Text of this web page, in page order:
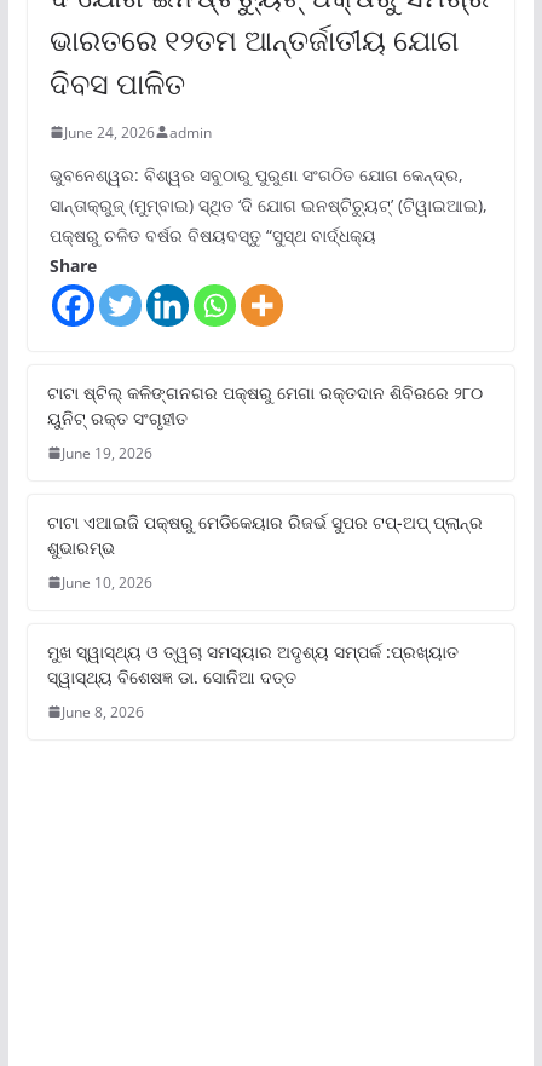
ଭାରତରେ ୧୨ତମ ଆନ୍ତର୍ଜାତୀୟ ଯୋଗ
ଦିବସ ପାଳିତ
June 24, 2026 admin
ଭୁବନେଶ୍ୱର: ବିଶ୍ୱର ସବୁଠାରୁ ପୁରୁଣା ସଂଗଠିତ ଯୋଗ କେନ୍ଦ୍ର,
ସାନ୍ତାକ୍ରୁଜ୍ (ମୁମ୍ବାଇ) ସ୍ଥିତ ‘ଦି ଯୋଗ ଇନଷ୍ଟିଚ୍ୟୁଟ୍‌’ (ଟିୱାଇଆଇ),
ପକ୍ଷରୁ ଚଳିତ ବର୍ଷର ବିଷୟବସ୍ତୁ “ସୁସ୍ଥ ବାର୍ଦ୍ଧକ୍ୟ
Share
ଟାଟା ଷ୍ଟିଲ୍‌ କଳିଙ୍ଗନଗର ପକ୍ଷରୁ ମେଗା ରକ୍ତଦାନ ଶିବିରରେ ୨୮୦
ୟୁନିଟ୍‌ ରକ୍ତ ସଂଗୃହୀତ
June 19, 2026
ଟାଟା ଏଆଇଜି ପକ୍ଷରୁ ମେଡିକେୟାର ରିଜର୍ଭ ସୁପର ଟପ୍‌-ଅପ୍ ପ୍ଲାନ୍‌ର
ଶୁଭାରମ୍ଭ
June 10, 2026
ମୁଖ ସ୍ୱାସ୍ଥ୍ୟ ଓ ତ୍ୱଚା ସମସ୍ୟାର ଅଦୃଶ୍ୟ ସମ୍ପର୍କ :ପ୍ରଖ୍ୟାତ
ସ୍ୱାସ୍ଥ୍ୟ ବିଶେଷଜ୍ଞ ଡା. ସୋନିଆ ଦତ୍ତ
June 8, 2026